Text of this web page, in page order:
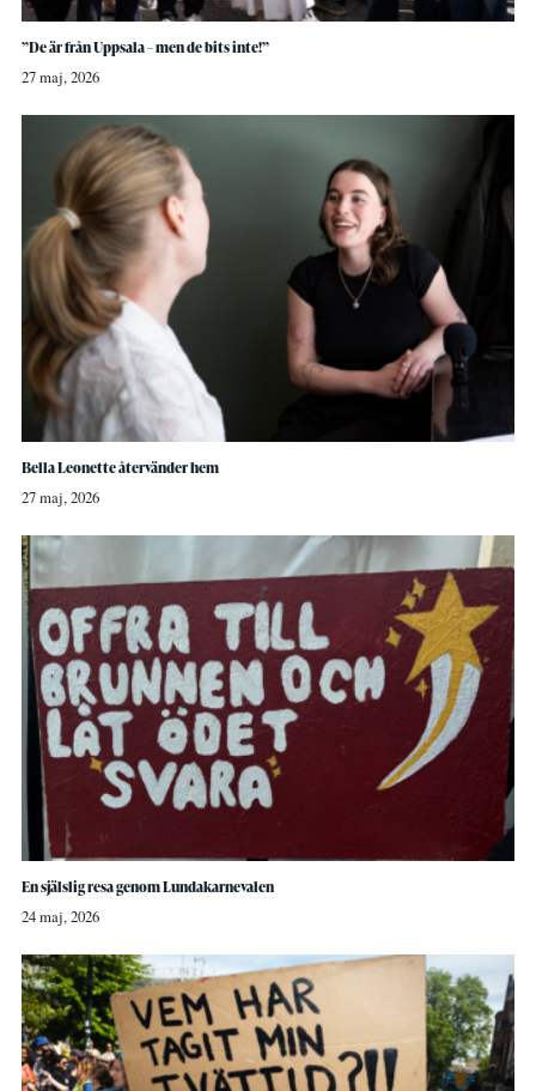
”De är från Uppsala – men de bits inte!”
27 maj, 2026
Bella Leonette återvänder hem
27 maj, 2026
En själslig resa genom Lundakarnevalen
24 maj, 2026